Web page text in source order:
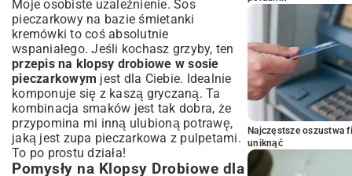
Moje osobiste uzależnienie. Sos
pieczarkowy na bazie śmietanki
kremówki to coś absolutnie
wspaniałego. Jeśli kochasz grzyby, ten
przepis na klopsy drobiowe w sosie
pieczarkowym jest dla Ciebie. Idealnie
komponuje się z kaszą gryczaną. Ta
kombinacja smaków jest tak dobra, że
przypomina mi inną ulubioną potrawę,
jaką jest zupa pieczarkowa z pulpetami.
To po prostu działa!
Pomysły na Klopsy Drobiowe dla
Najczęstsze oszustwa
uniknąć